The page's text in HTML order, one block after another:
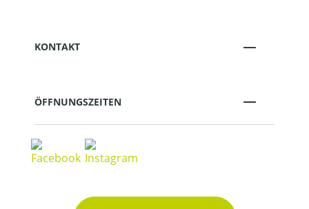
KONTAKT
ÖFFNUNGSZEITEN